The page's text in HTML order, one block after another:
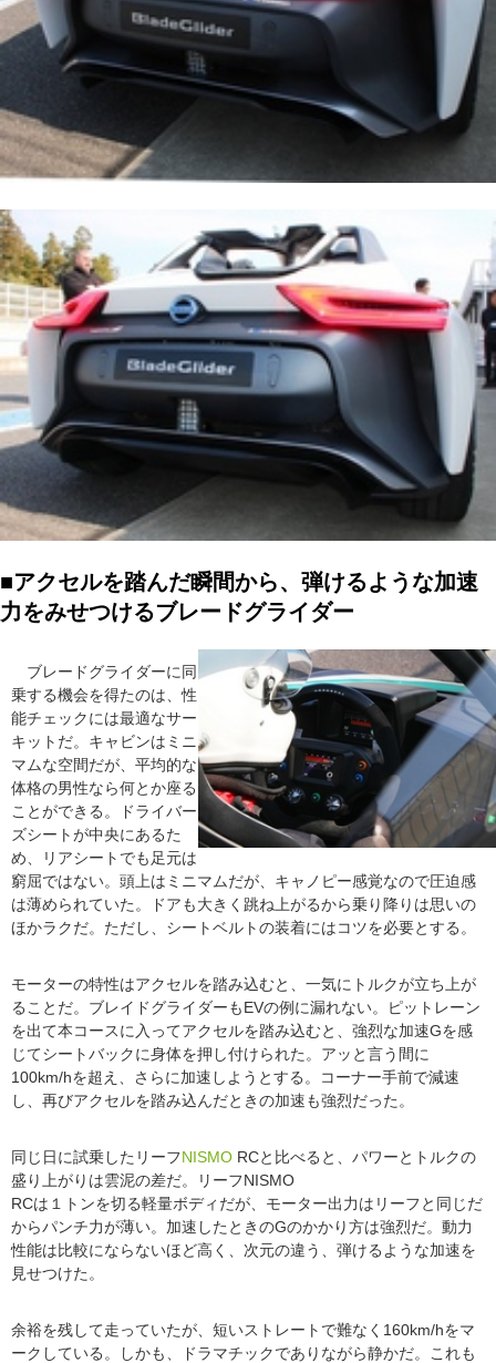
■アクセルを踏んだ瞬間から、弾けるような加速
力をみせつけるブレードグライダー
ブレードグライダーに同
乗する機会を得たのは、性
能チェックには最適なサー
キットだ。キャビンはミニ
マムな空間だが、平均的な
体格の男性なら何とか座る
ことができる。ドライバー
ズシートが中央にあるた
め、リアシートでも足元は
窮屈ではない。頭上はミニマムだが、キャノピー感覚なので圧迫感
は薄められていた。ドアも大きく跳ね上がるから乗り降りは思いの
ほかラクだ。ただし、シートベルトの装着にはコツを必要とする。
モーターの特性はアクセルを踏み込むと、一気にトルクが立ち上が
ることだ。ブレイドグライダーもEVの例に漏れない。ピットレーン
を出て本コースに入ってアクセルを踏み込むと、強烈な加速Gを感
じてシートバックに身体を押し付けられた。アッと言う間に
100km/hを超え、さらに加速しようとする。コーナー手前で減速
し、再びアクセルを踏み込んだときの加速も強烈だった。
同じ日に試乗したリーフNISMO RCと比べると、パワーとトルクの
盛り上がりは雲泥の差だ。リーフNISMO
RCは１トンを切る軽量ボディだが、モーター出力はリーフと同じだ
からパンチ力が薄い。加速したときのGのかかり方は強烈だ。動力
性能は比較にならないほど高く、次元の違う、弾けるような加速を
見せつけた。
余裕を残して走っていたが、短いストレートで難なく160km/hをマ
ークしている。しかも、ドラマチックでありながら静かだ。これも